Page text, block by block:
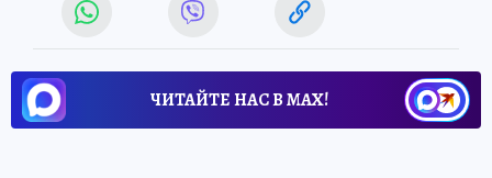
ЧИТАЙТЕ НАС В МАХ!